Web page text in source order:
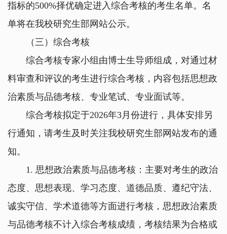
指标的500%择优确定进入综合考核的考生名单。名
单将在我校研究生部网站公示。
（三）综合考核
综合考核专家小组由博士生导师组成，对通过材
料审查和评议的考生进行综合考核，内容包括思想政
治素质与品德考核、专业笔试、专业面试等。
综合考核拟定于2026年3月份进行，具体安排另
行通知，请考生及时关注我校研究生部网站发布的通
知。
1. 思想政治素质与品德考核：主要对考生的政治
态度、思想表现、学习态度、道德品质、遵纪守法、
诚实守信、学术道德等方面进行考核，思想政治素质
与品德考核不计入综合考核成绩，考核结果为合格或